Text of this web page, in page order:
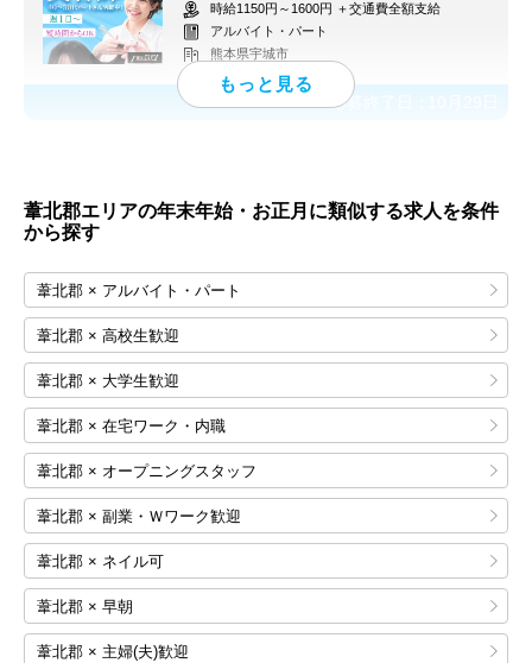
時給1150円～1600円 ＋交通費全額支給
アルバイト・パート
熊本県宇城市
応募終了日：
葦北郡エリアの年末年始・お正月に類似する求人を条件
から探す
葦北郡 × アルバイト・パート
葦北郡 × 高校生歓迎
葦北郡 × 大学生歓迎
葦北郡 × 在宅ワーク・内職
葦北郡 × オープニングスタッフ
葦北郡 × 副業・Ｗワーク歓迎
葦北郡 × ネイル可
葦北郡 × 早朝
葦北郡 × 主婦(夫)歓迎